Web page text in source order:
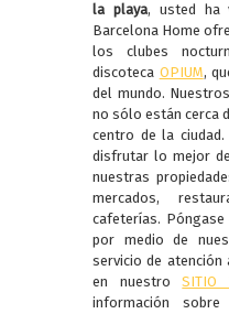
la playa, usted ha
Barcelona Home
los clubes
discoteca OPIUM,
del mundo.
no sólo están cerca
centro de la ciudad.
disfrutar lo mejor
nuestras
mercados,
cafeterías.
por medio de
servicio de
en nuestroSITIO
información